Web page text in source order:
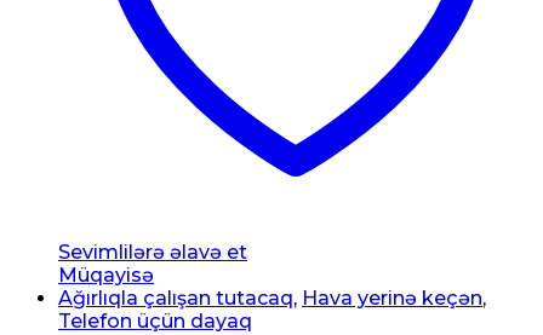
Sevimlilərə əlavə et
Müqayisə
Ağırlıqla çalışan tutacaq, Hava yerinə keçən,
Telefon üçün dayaq